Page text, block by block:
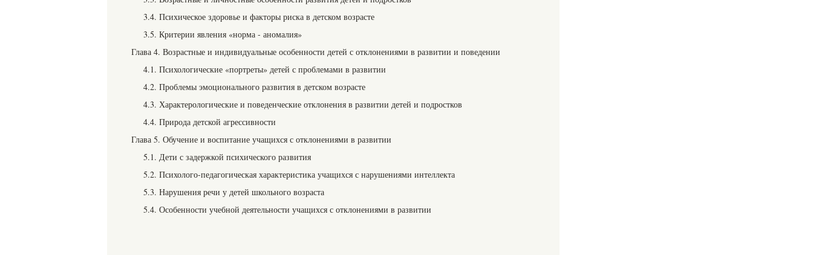
3.4. Психическое здоровье и факторы риска в детском возрасте
3.5. Критерии явления «норма - аномалия»
Глава 4. Возрастные и индивидуальные особенности детей с отклонениями в развитии и поведении
4.1. Психологические «портреты» детей с проблемами в развитии
4.2. Проблемы эмоционального развития в детском возрасте
4.3. Характерологические и поведенческие отклонения в развитии детей и подростков
4.4. Природа детской агрессивности
Глава 5. Обучение и воспитание учащихся с отклонениями в развитии
5.1. Дети с задержкой психического развития
5.2. Психолого-педагогическая характеристика учащихся с нарушениями интеллекта
5.3. Нарушения речи у детей школьного возраста
5.4. Особенности учебной деятельности учащихся с отклонениями в развитии